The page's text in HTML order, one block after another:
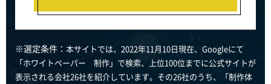
※選定条件： 本サイトでは、2022年11月10日現在、Googleにて
「ホワイトペーパー 制作」で検索、上位100位までに公式サイトが
表示される会社26社を紹介しています。その26社のうち、「制作体